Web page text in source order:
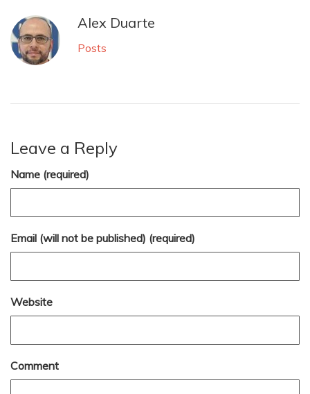
Alex Duarte
Posts
Leave a Reply
Name (required)
Email (will not be published) (required)
Website
Comment